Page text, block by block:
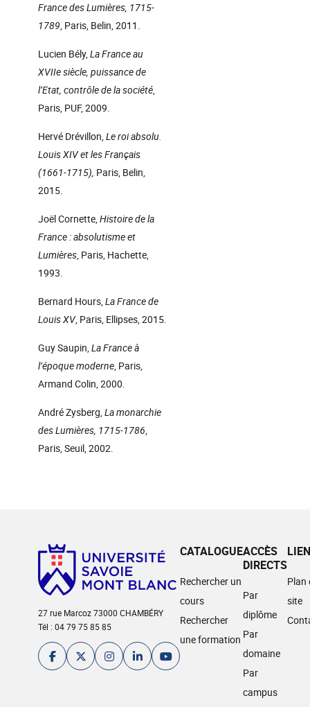
France des Lumières, 1715-
1789, Paris, Belin, 2011.
Lucien Bély,La France au
XVIIe siècle, puissance de
l’Etat, contrôle de la société,
Paris, PUF, 2009.
Hervé Drévillon,Le roi absolu.
Louis XIV et les Français
(1661-1715), Paris, Belin,
2015.
Joël Cornette,Histoire de la
France : absolutisme et
Lumières, Paris, Hachette,
1993.
Bernard Hours,La France de
Louis XV, Paris, Ellipses, 2015.
Guy Saupin,La France à
l’époque moderne, Paris,
Armand Colin, 2000.
André Zysberg,La monarchie
des Lumières, 1715-1786,
Paris, Seuil, 2002.
27 rue Marcoz 73000 CHAMBÉRY
Tél : 04 79 75 85 85
CATALOGUE
Rechercher un
cours
Rechercher
une formation
ACCÈS
DIRECTS
Par
diplôme
Par
domaine
Par
campus
Plan
site